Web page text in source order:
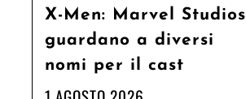
X-Men: Marvel Studios
guardano a diversi
nomi per il cast